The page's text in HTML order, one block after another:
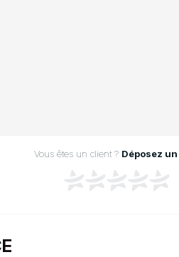
Vous êtes un client ? Déposez